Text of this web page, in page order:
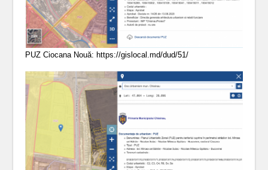
PUZ Ciocana Nouă: https://gislocal.md/dud/51/